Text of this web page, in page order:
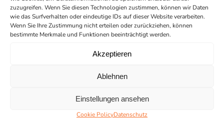
zuzugreifen. Wenn Sie diesen Technologien zustimmen, können wir Daten
wie das Surfverhalten oder eindeutige IDs auf dieser Website verarbeiten.
Wenn Sie Ihre Zustimmung nicht erteilen oder zurückziehen, können
bestimmte Merkmale und Funktionen beeinträchtigt werden.
Akzeptieren
Ablehnen
Einstellungen ansehen
Cookie PolicyDatenschutz
Online spenden
Spendenlauf
Aufklärungsarbeit